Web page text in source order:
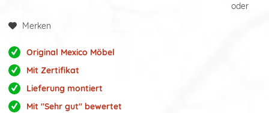
oder
Merken
Original Mexico Möbel
Mit Zertifikat
Lieferung montiert
Mit "Sehr gut" bewertet